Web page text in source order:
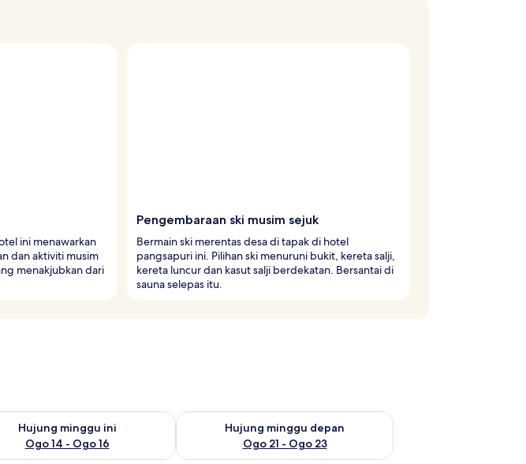
ini menawarkan
dan aktiviti musim
menakjubkan dari
Pengembaraan ski musim sejuk
Bermain ski merentas desa di tapak di hotel
pangsapuri ini. Pilihan ski menuruni bukit, kereta salji,
kereta luncur dan kasut salji berdekatan. Bersantai di
sauna selepas itu.
Hujung minggu ini
Ogo 14 - Ogo 16
untuk hujung minggu ini Ogo 14 - Ogo 16
Hujung minggu depan
Ogo 21 - Ogo 23
Semak ketersediaan untuk hujung minggu depan Ogo 21 -